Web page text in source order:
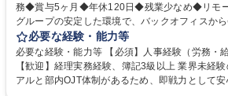
務◆賞与5ヶ月◆年休120日◆残業少なめ◆リモート可 仕事の内
グループの安定した環境で、バックオフィスか
をお任せします。 労務と総務の業務をバランス
度改定などのコア業務にも挑戦できる、やりがいある
理、給与計算、社会保険手続き、年末調整等の
き、社内規定の改定や人事制度改定などのコア
必要な経験・能力等
必要な経験・能力等 【必須】人事経験（労務・
【歓迎】経理実務経験、簿記3級以上 業界未経
アルと部内OJT体制があるため、即戦力として安